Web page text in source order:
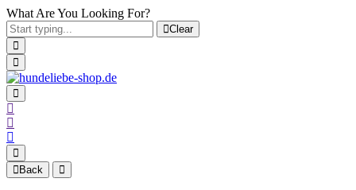
What Are You Looking For?
Clear
Back